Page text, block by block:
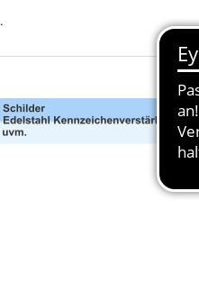
matt, Weiß glanz, Weiß matt,